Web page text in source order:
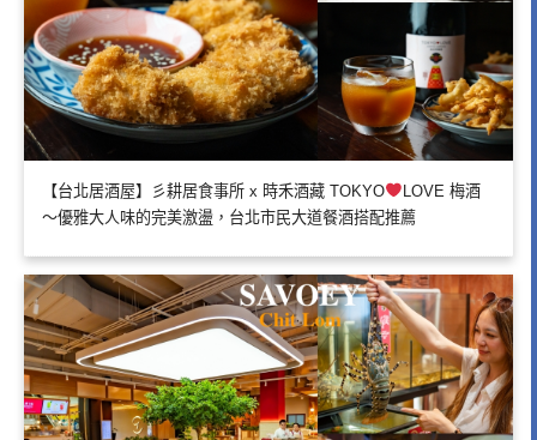
【台北居酒屋】彡耕居食事所 x 時禾酒藏 TOKYO
LOVE 梅酒
～優雅大人味的完美激盪，台北市民大道餐酒搭配推薦